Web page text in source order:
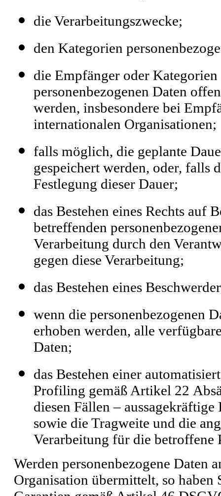
die Verarbeitungszwecke;
den Kategorien
die Empfänger oder
personenbezogenen Daten
werden, insbesondere bei
internationalen Organisationen;
falls möglich, die geplante
gespeichert werden, oder,
Festlegung dieser Dauer;
das Bestehen eines Rechts auf
betreffenden
Verarbeitung durch den
gegen diese Verarbeitung;
das Bestehen eines
wenn die personenbezogenen
erhoben werden, alle
Daten;
das Bestehen einer
Profiling gemäß Artikel 22
diesen Fällen –
sowie die Tragweite und die
Verarbeitung für die betroffene
Werden personenbezogene Daten
Organisation übermittelt, so haben